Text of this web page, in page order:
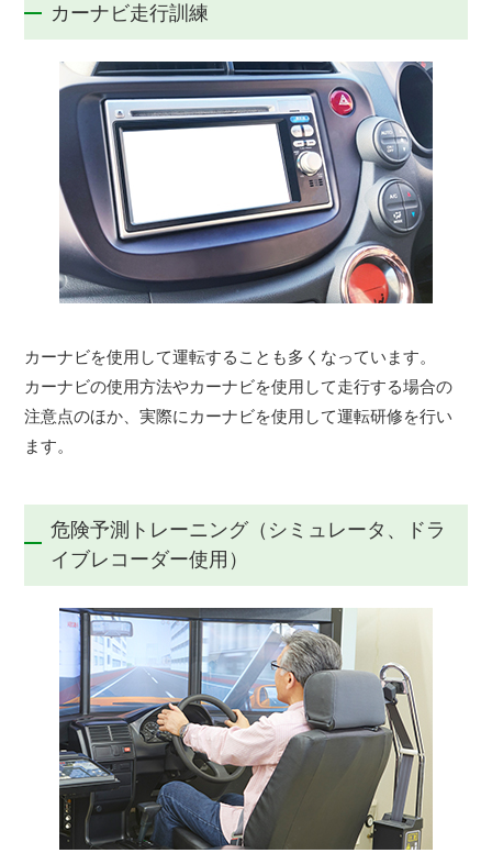
カーナビ走行訓練
カーナビを使用して運転することも多くなっています。
カーナビの使用方法やカーナビを使用して走行する場合の
注意点のほか、実際にカーナビを使用して運転研修を行い
ます。
危険予測トレーニング（シミュレータ、ドラ
イブレコーダー使用）